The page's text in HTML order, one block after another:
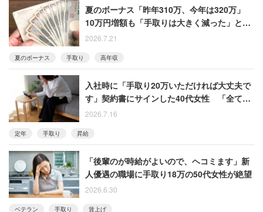
夏のボーナス「昨年310万、今年は320万」
10万円増額も「手取りは大きく減った」と漏
らす年収1500万円男性
2026.7.21
夏のボーナス 手取り 高年収
入社時に「手取り20万いただければ大丈夫で
す」契約書にサインした40代女性 「全て自
業自得かもしれませんが…」と後悔語る
2026.7.16
定年 手取り 昇給
「後輩のが時給がよいので、ヘコミます」新
人優遇の職場に手取り18万の50代女性が絶望
2026.6.30
ベテラン 手取り 賃上げ